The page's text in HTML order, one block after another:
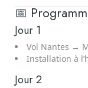
📅
Jour 1
Vol Nantes →
Installation à
Jour 2